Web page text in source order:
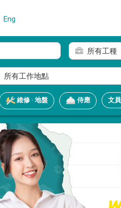
Eng
所有工種
所有工作地點
維修 · 地盤 侍應 文員